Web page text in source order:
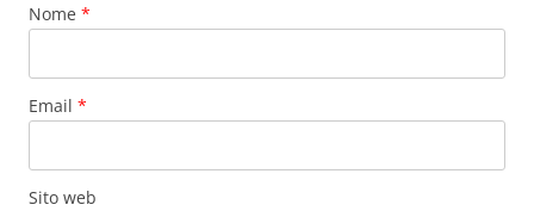
Nome *
Email *
Sito web